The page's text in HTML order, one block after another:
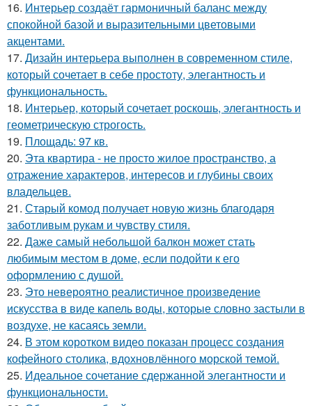
16. Интерьер создаёт гармоничный баланс между
спокойной базой и выразительными цветовыми
акцентами.
17. Дизайн интерьера выполнен в современном стиле,
который сочетает в себе простоту, элегантность и
функциональность.
18. Интерьер, который сочетает роскошь, элегантность и
геометрическую строгость.
19. Площадь: 97 кв.
20. Эта квартира - не просто жилое пространство, а
отражение характеров, интересов и глубины своих
владельцев.
21. Старый комод получает новую жизнь благодаря
заботливым рукам и чувству стиля.
22. Даже самый небольшой балкон может стать
любимым местом в доме, если подойти к его
оформлению с душой.
23. Это невероятно реалистичное произведение
искусства в виде капель воды, которые словно застыли в
воздухе, не касаясь земли.
24. В этом коротком видео показан процесс создания
кофейного столика, вдохновлённого морской темой.
25. Идеальное сочетание сдержанной элегантности и
функциональности.